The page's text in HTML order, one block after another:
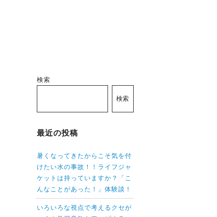
検索
検索
最近の投稿
暑くなってきたからこそ気を付
けたい水の事故！！ライフジャ
ケットは持っていますか？「こ
んなことがあった！」体験談！
いろいろな視点で考えるクセが